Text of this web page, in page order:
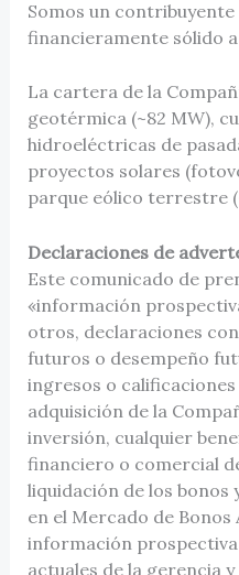
Somos un
financieramente sólido
La cartera de la
geotérmica (~82 MW),
hidroeléctricas de
proyectos solares
parque eólico terrestre
Declaraciones de
Este comunicado de
«información
otros, declaraciones
futuros o desempeño
ingresos o
adquisición de la
inversión, cualquier
financiero o comercial
liquidación de los bonos
en el Mercado de
información
actuales de la gerencia